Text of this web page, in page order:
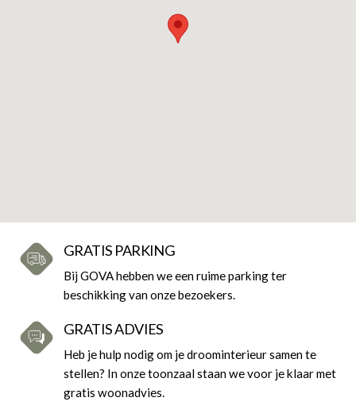
GRATIS PARKING
Bij GOVA hebben we een ruime parking ter
beschikking van onze bezoekers.
GRATIS ADVIES
Heb je hulp nodig om je droominterieur samen te
stellen? In onze toonzaal staan we voor je klaar met
gratis woonadvies.